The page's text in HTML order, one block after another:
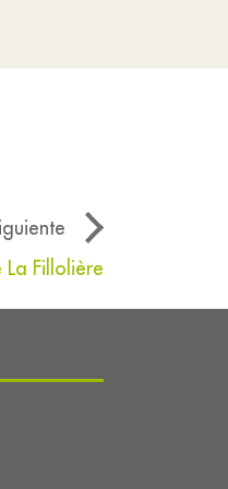
Fillolière